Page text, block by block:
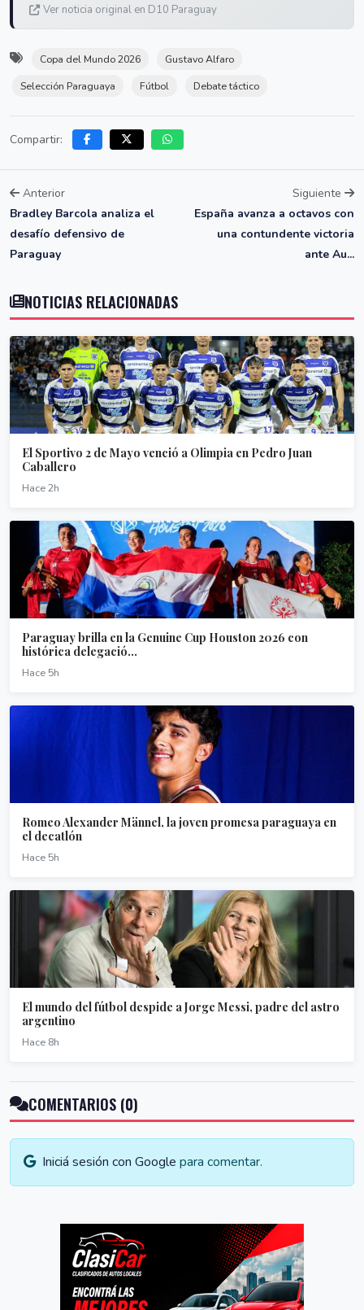
Ver noticia original en D10 Paraguay
Copa del Mundo 2026
Gustavo Alfaro
Selección Paraguaya
Fútbol Debate táctico
Compartir:
Anterior
Bradley Barcola analiza el
desafío defensivo de
Paraguay
Siguiente
España avanza a octavos con
una contundente victoria
ante Au...
NOTICIAS RELACIONADAS
El Sportivo 2 de Mayo venció a Olimpia en Pedro Juan
Caballero
Hace 2h
Paraguay brilla en la Genuine Cup Houston 2026 con
histórica delegació...
Hace 5h
Romeo Alexander Männel, la joven promesa paraguaya en
el decatlón
Hace 5h
El mundo del fútbol despide a Jorge Messi, padre del astro
argentino
Hace 8h
COMENTARIOS (0)
Iniciá sesión con Google para comentar.